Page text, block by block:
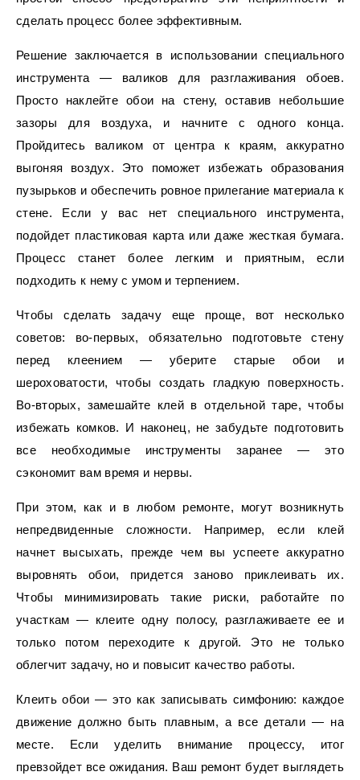
сделать процесс более эффективным.
Решение заключается в использовании специального
инструмента — валиков для разглаживания обоев.
Просто наклейте обои на стену, оставив небольшие
зазоры для воздуха, и начните с одного конца.
Пройдитесь валиком от центра к краям, аккуратно
выгоняя воздух. Это поможет избежать образования
пузырьков и обеспечить ровное прилегание материала к
стене. Если у вас нет специального инструмента,
подойдет пластиковая карта или даже жесткая бумага.
Процесс станет более легким и приятным, если
подходить к нему с умом и терпением.
Чтобы сделать задачу еще проще, вот несколько
советов: во-первых, обязательно подготовьте стену
перед клеением — уберите старые обои и
шероховатости, чтобы создать гладкую поверхность.
Во-вторых, замешайте клей в отдельной таре, чтобы
избежать комков. И наконец, не забудьте подготовить
все необходимые инструменты заранее — это
сэкономит вам время и нервы.
При этом, как и в любом ремонте, могут возникнуть
непредвиденные сложности. Например, если клей
начнет высыхать, прежде чем вы успеете аккуратно
выровнять обои, придется заново приклеивать их.
Чтобы минимизировать такие риски, работайте по
участкам — клеите одну полосу, разглаживаете ее и
только потом переходите к другой. Это не только
облегчит задачу, но и повысит качество работы.
Клеить обои — это как записывать симфонию: каждое
движение должно быть плавным, а все детали — на
месте. Если уделить внимание процессу, итог
превзойдет все ожидания. Ваш ремонт будет выглядеть